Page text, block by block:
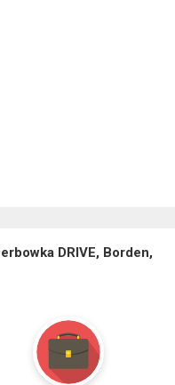
DRIVE, Borden,